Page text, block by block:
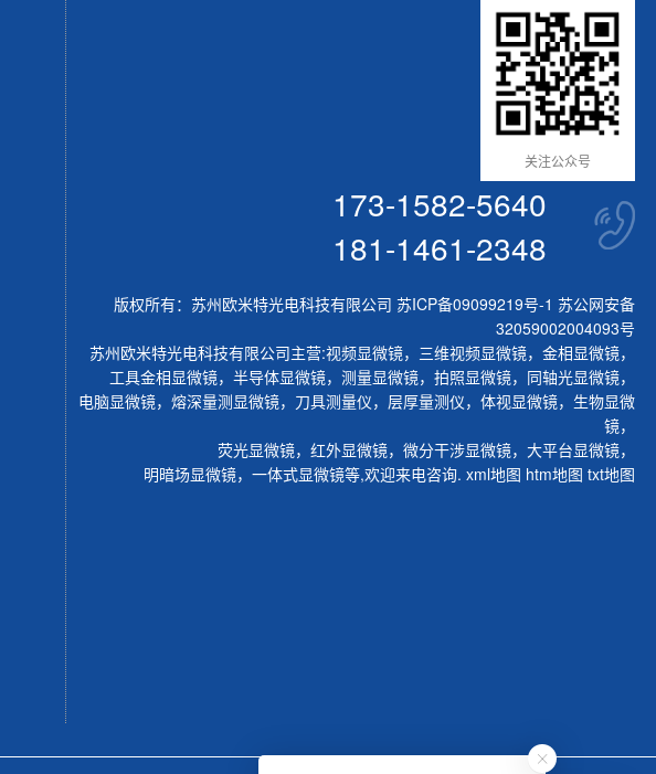
关注公众号
173-1582-5640
181-1461-2348
版权所有：苏州欧米特光电科技有限公司 苏ICP备09099219号-1 苏公网安备
32059002004093号
苏州欧米特光电科技有限公司主营:视频显微镜， 三维视频显微镜， 金相显微镜，
工具金相显微镜， 半导体显微镜， 测量显微镜， 拍照显微镜， 同轴光显微镜，
电脑显微镜， 熔深量测显微镜， 刀具测量仪， 层厚量测仪， 体视显微镜， 生物显微
镜，
荧光显微镜， 红外显微镜， 微分干涉显微镜， 大平台显微镜，
明暗场显微镜， 一体式显微镜等,欢迎来电咨询. xml地图 htm地图 txt地图